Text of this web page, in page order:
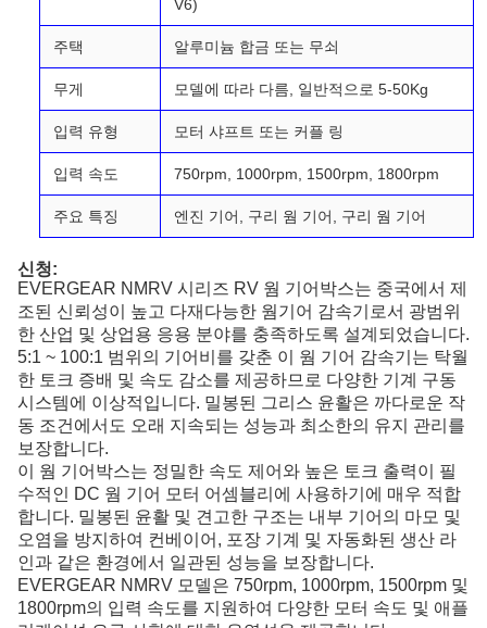
V6)
주택 알루미늄 합금 또는 무쇠
무게 모델에 따라 다름, 일반적으로 5-50Kg
입력 유형 모터 샤프트 또는 커플 링
입력 속도 750rpm, 1000rpm, 1500rpm, 1800rpm
주요 특징 엔진 기어, 구리 웜 기어, 구리 웜 기어
신청:
EVERGEAR NMRV 시리즈 RV 웜 기어박스는 중국에서 제
조된 신뢰성이 높고 다재다능한 웜기어 감속기로서 광범위
한 산업 및 상업용 응용 분야를 충족하도록 설계되었습니다.
5:1 ~ 100:1 범위의 기어비를 갖춘 이 웜 기어 감속기는 탁월
한 토크 증배 및 속도 감소를 제공하므로 다양한 기계 구동
시스템에 이상적입니다. 밀봉된 그리스 윤활은 까다로운 작
동 조건에서도 오래 지속되는 성능과 최소한의 유지 관리를
보장합니다.
이 웜 기어박스는 정밀한 속도 제어와 높은 토크 출력이 필
수적인 DC 웜 기어 모터 어셈블리에 사용하기에 매우 적합
합니다. 밀봉된 윤활 및 견고한 구조는 내부 기어의 마모 및
오염을 방지하여 컨베이어, 포장 기계 및 자동화된 생산 라
인과 같은 환경에서 일관된 성능을 보장합니다.
EVERGEAR NMRV 모델은 750rpm, 1000rpm, 1500rpm 및
1800rpm의 입력 속도를 지원하여 다양한 모터 속도 및 애플